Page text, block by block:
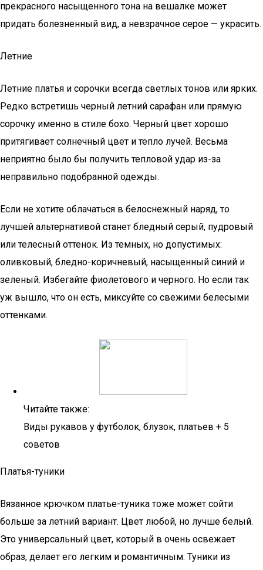
прекрасного насыщенного тона на вешалке может
придать болезненный вид, а невзрачное серое — украсить.
Летние
Летние платья и сорочки всегда светлых тонов или ярких.
Редко встретишь черный летний сарафан или прямую
сорочку именно в стиле бохо. Черный цвет хорошо
притягивает солнечный цвет и тепло лучей. Весьма
неприятно было бы получить тепловой удар из-за
неправильно подобранной одежды.
Если не хотите облачаться в белоснежный наряд, то
лучшей альтернативой станет бледный серый, пудровый
или телесный оттенок. Из темных, но допустимых:
оливковый, бледно-коричневый, насыщенный синий и
зеленый. Избегайте фиолетового и черного. Но если так
уж вышло, что он есть, миксуйте со свежими белесыми
оттенками.
Читайте также:
Виды рукавов у футболок, блузок, платьев + 5
советов
Платья-туники
Вязанное крючком платье-туника тоже может сойти
больше за летний вариант. Цвет любой, но лучше белый.
Это универсальный цвет, который в очень освежает
образ, делает его легким и романтичным. Туники из